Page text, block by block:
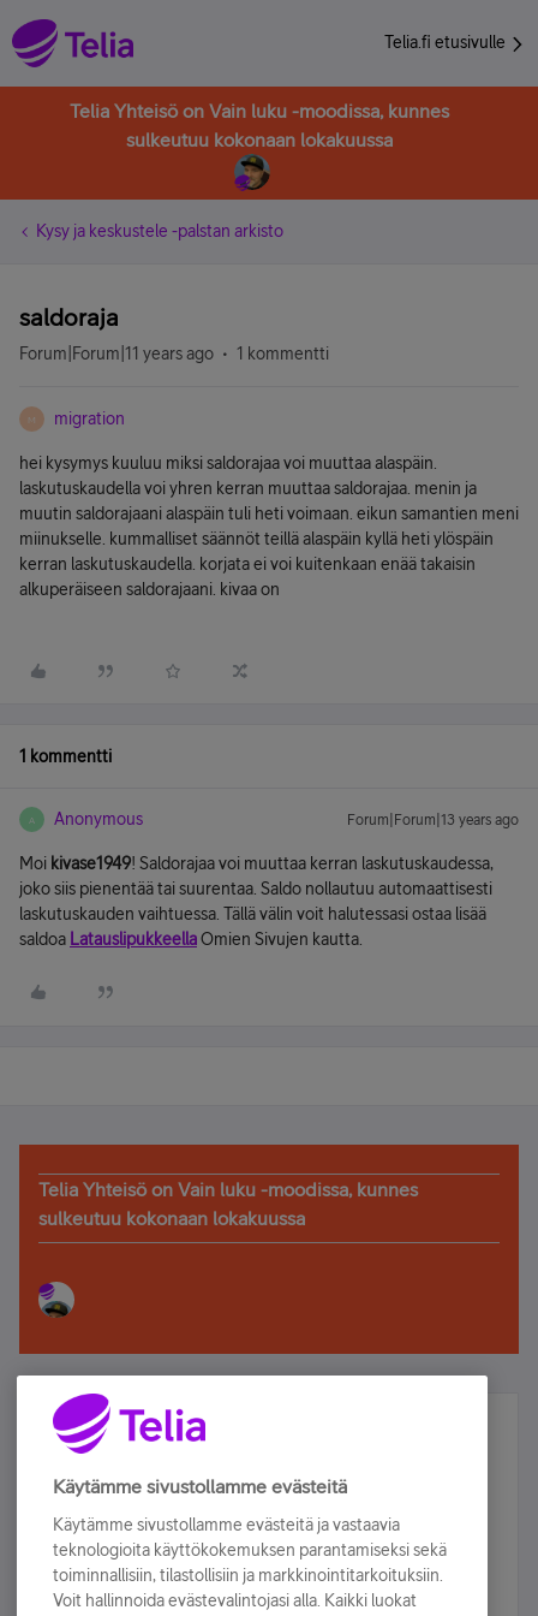
Telia.fi etusivulle
Telia Yhteisö on Vain luku -moodissa, kunnes
sulkeutuu kokonaan lokakuussa
Kysy ja keskustele -palstan arkisto
saldoraja
Forum|Forum|11 years ago 1 kommentti
M migration
hei kysymys kuuluu miksi saldorajaa voi muuttaa alaspäin.
laskutuskaudella voi yhren kerran muuttaa saldorajaa. menin ja
muutin saldorajaani alaspäin tuli heti voimaan. eikun samantien meni
miinukselle. kummalliset säännöt teillä alaspäin kyllä heti ylöspäin
kerran laskutuskaudella. korjata ei voi kuitenkaan enää takaisin
alkuperäiseen saldorajaani. kivaa on
1 kommentti
A Anonymous Forum|Forum|13 years ago
Moi kivase1949! Saldorajaa voi muuttaa kerran laskutuskaudessa,
joko siis pienentää tai suurentaa. Saldo nollautuu automaattisesti
laskutuskauden vaihtuessa. Tällä välin voit halutessasi ostaa lisää
saldoa LatauslipukkeellaOmien Sivujen kautta.
Telia Yhteisö on Vain luku -moodissa, kunnes
sulkeutuu kokonaan lokakuussa
Älä jää paitsi – osallistu ja voita!
Tilaa Telian uutiskirje ja olet mukana arvonnassa.
sähköpostiisi.
Tilaa nyt
Käytämme sivustollamme evästeitä
Käytämme sivustollamme evästeitä ja vastaavia
teknologioita käyttökokemuksen parantamiseksi sekä
toiminnallisiin, tilastollisiin ja markkinointitarkoituksiin.
Voit hallinnoida evästevalintojasi alla. Kaikki luokat